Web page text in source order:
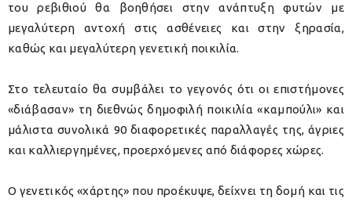
του ρεβιθιού θα βοηθήσει στην ανάπτυξη φυτών με
μεγαλύτερη αντοχή στις ασθένειες και στην ξηρασία,
καθώς και μεγαλύτερη γενετική ποικιλία.
Στο τελευταίο θα συμβάλει το γεγονός ότι οι επιστήμονες
«διάβασαν» τη διεθνώς δημοφιλή ποικιλία «καμπούλι» και
μάλιστα συνολικά 90 διαφορετικές παραλλαγές της, άγριες
και καλλιεργημένες, προερχόμενες από διάφορες χώρες.
Ο γενετικός «χάρτης» που προέκυψε, δείχνει τη δομή και τις